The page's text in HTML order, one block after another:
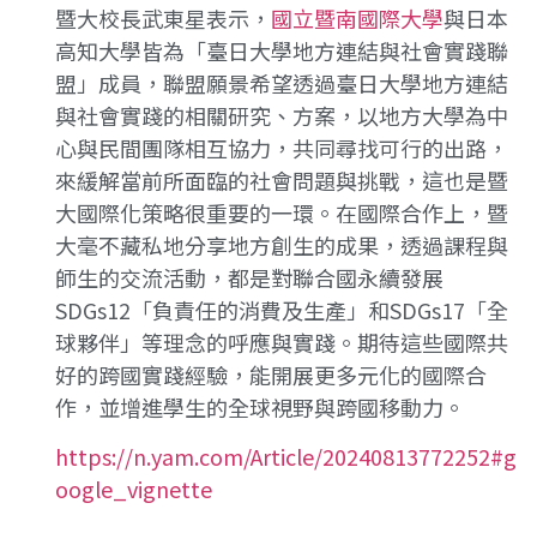
暨大校長武東星表示， 國立暨南國際大學與日本
高知大學皆為「臺日大學地方連結與社會實踐聯
盟」成員，聯盟願景希望透過臺日大學地方連結
與社會實踐的相關研究、方案，以地方大學為中
心與民間團隊相互協力，共同尋找可行的出路，
來緩解當前所面臨的社會問題與挑戰，這也是暨
大國際化策略很重要的一環。在國際合作上，暨
大毫不藏私地分享地方創生的成果，透過課程與
師生的交流活動，都是對聯合國永續發展
SDGs12「負責任的消費及生產」和SDGs17「全
球夥伴」等理念的呼應與實踐。期待這些國際共
好的跨國實踐經驗，能開展更多元化的國際合
作，並增進學生的全球視野與跨國移動力。
https://n.yam.com/Article/20240813772252#g
oogle_vignette